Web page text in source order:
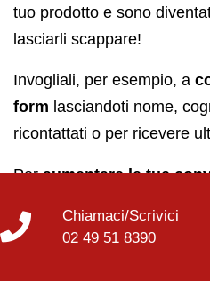
tuo prodotto e sono
lasciarli scappare!
Invogliali, per esempio, a
form lasciandoti nome,
ricontattati o per ricevere
Peraumentare le tue
convincere gli utenti a
Una modalità potrebbe
semplificazione del
Chiamaci/Scrivici
02 49 51 8390